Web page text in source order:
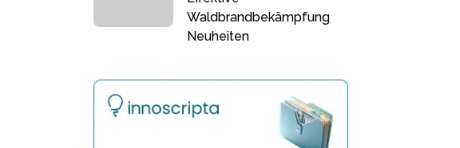
Waldbrandbekämpfung
Neuheiten